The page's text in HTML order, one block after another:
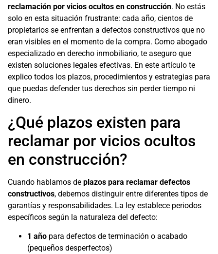
reclamación por vicios ocultos en construcción. No estás
solo en esta situación frustrante: cada año, cientos de
propietarios se enfrentan a defectos constructivos que no
eran visibles en el momento de la compra. Como abogado
especializado en derecho inmobiliario, te aseguro que
existen soluciones legales efectivas. En este artículo te
explico todos los plazos, procedimientos y estrategias para
que puedas defender tus derechos sin perder tiempo ni
dinero.
¿Qué plazos existen para
reclamar por vicios ocultos
en construcción?
Cuando hablamos de plazos para reclamar defectos
constructivos, debemos distinguir entre diferentes tipos de
garantías y responsabilidades. La ley establece periodos
específicos según la naturaleza del defecto:
1 año para defectos de terminación o acabado
(pequeños desperfectos)